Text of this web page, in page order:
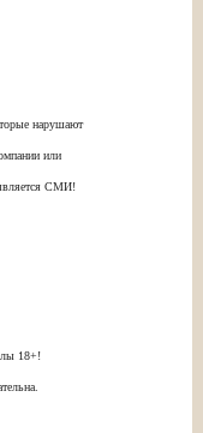
нарушают
или
СМИ!
18+!